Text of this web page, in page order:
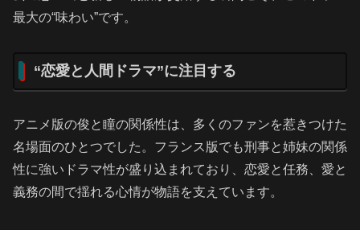
最大の“味わい”です。
“恋愛と人間ドラマ”に注目する
アニメ版の俊と瞳の関係性は、多くのファンを惹きつけた
名場面のひとつでした。フランス版でも刑事と姉妹の関係
性に強いドラマ性が盛り込まれており、恋愛と任務、愛と
義務の間で揺れる心情が物語を支えています。